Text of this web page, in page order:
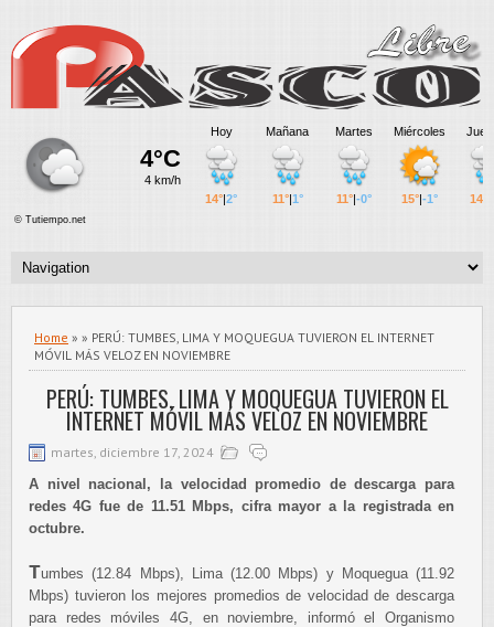
Home » » PERÚ: TUMBES, LIMA Y MOQUEGUA TUVIERON EL INTERNET
MÓVIL MÁS VELOZ EN NOVIEMBRE
PERÚ: TUMBES, LIMA Y MOQUEGUA TUVIERON EL
INTERNET MÓVIL MÁS VELOZ EN NOVIEMBRE
martes, diciembre 17, 2024
A nivel nacional, la velocidad promedio de descarga para
redes 4G fue de 11.51 Mbps, cifra mayor a la registrada en
octubre.
Tumbes (12.84 Mbps), Lima (12.00 Mbps) y Moquegua (11.92
Mbps) tuvieron los mejores promedios de velocidad de descarga
para redes móviles 4G, en noviembre, informó el Organismo